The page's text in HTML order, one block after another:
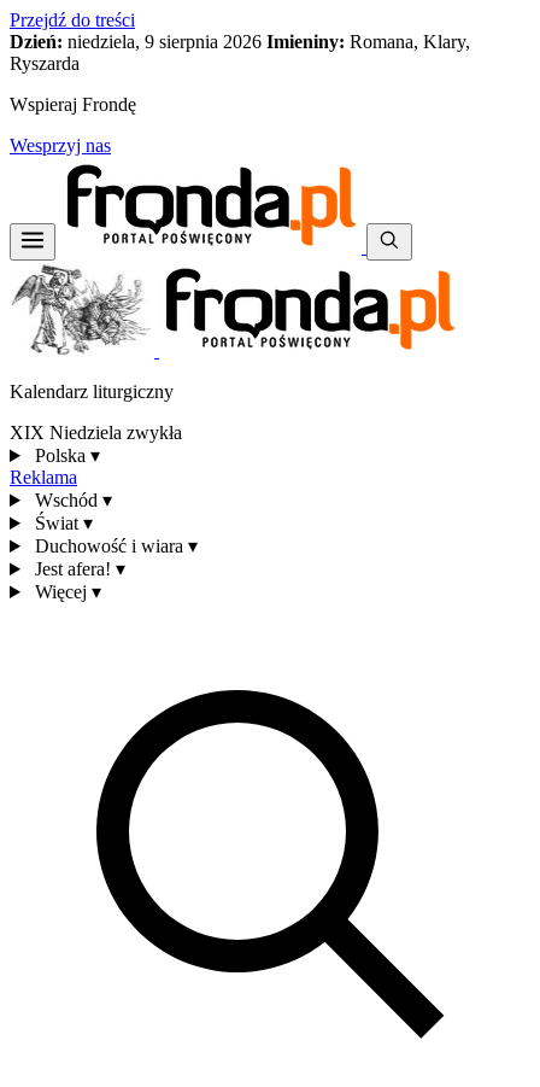
Przejdź do treści
Dzień: niedziela, 9 sierpnia 2026 Imieniny: Romana, Klary,
Ryszarda
Wspieraj Frondę
Wesprzyj nas
Kalendarz liturgiczny
XIX Niedziela zwykła
Polska ▾
Reklama
Wschód ▾
Świat ▾
Duchowość i wiara ▾
Jest afera! ▾
Więcej ▾